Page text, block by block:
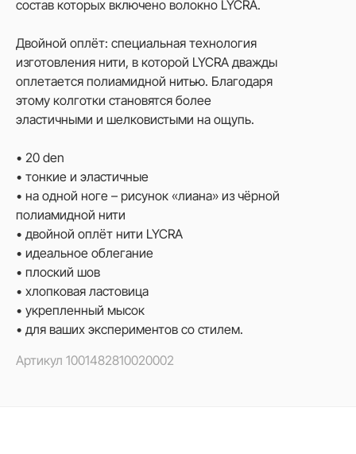
состав которых включено волокно LYCRA.
Двойной оплёт: специальная технология
изготовления нити, в которой LYCRA дважды
оплетается полиамидной нитью. Благодаря
этому колготки становятся более
эластичными и шелковистыми на ощупь.
• 20 den
• тонкие и эластичные
• на одной ноге – рисунок «лиана» из чёрной
полиамидной нити
• двойной оплёт нити LYCRA
• идеальное облегание
• плоский шов
• хлопковая ластовица
• укрепленный мысок
• для ваших экспериментов со стилем.
Артикул 1001482810020002